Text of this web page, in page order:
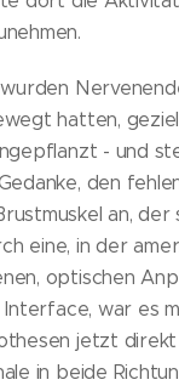
hatten,
- und
den
an, der
eine, in der
optischen
war es
jetzt
in beide